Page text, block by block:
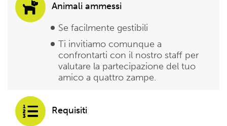
Animali ammessi
Se facilmente gestibili
Ti invitiamo comunque a
confrontarti con il nostro staff per
valutare la partecipazione del tuo
amico a quattro zampe.
Requisiti